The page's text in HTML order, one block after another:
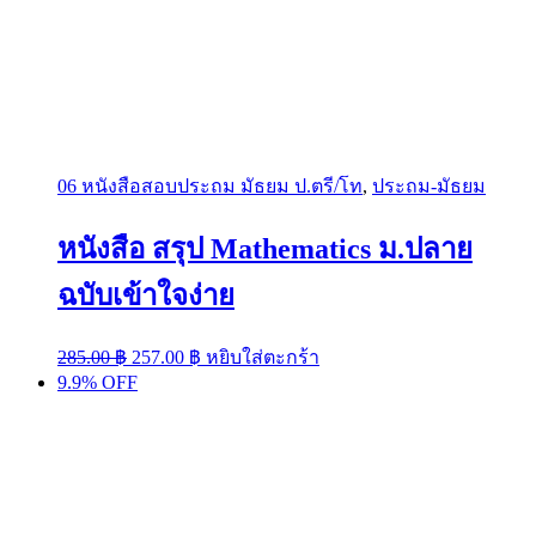
06 หนังสือสอบประถม มัธยม ป.ตรี/โท, ประถม-มัธยม
หนังสือ สรุป Mathematics ม.ปลาย
ฉบับเข้าใจง่าย
285.00฿ Original
price
was:
257.00 ฿ Current
price
หยิบใส่ตะกร้า
9.9% OFF